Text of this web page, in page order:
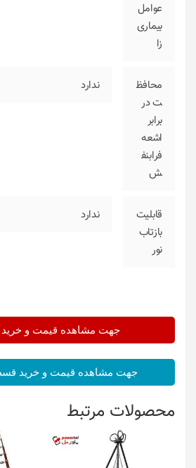
عوامل
بیماری‌
زا
محافظ
ت در
برابر
اشعه
فرابنف
ش
ندارد
قابلیت
بازتاب
نور
ندارد
جهت مشاهده قیمت و خرید
جهت مشاهده قیمت و خرید
محصولات مرتبط